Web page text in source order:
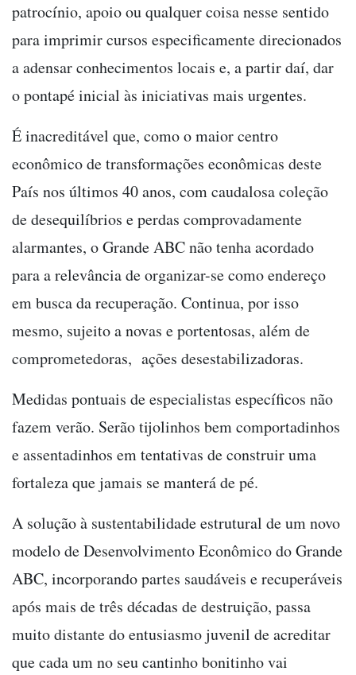
patrocínio, apoio ou qualquer coisa nesse sentido
para imprimir cursos especificamente direcionados
a adensar conhecimentos locais e, a partir daí, dar
o pontapé inicial às iniciativas mais urgentes.
É inacreditável que, como o maior centro
econômico de transformações econômicas deste
País nos últimos 40 anos, com caudalosa coleção
de desequilíbrios e perdas comprovadamente
alarmantes, o Grande ABC não tenha acordado
para a relevância de organizar-se como endereço
em busca da recuperação. Continua, por isso
mesmo, sujeito a novas e portentosas, além de
comprometedoras, ações desestabilizadoras.
Medidas pontuais de especialistas específicos não
fazem verão. Serão tijolinhos bem comportadinhos
e assentadinhos em tentativas de construir uma
fortaleza que jamais se manterá de pé.
A solução à sustentabilidade estrutural de um novo
modelo de Desenvolvimento Econômico do Grande
ABC, incorporando partes saudáveis e recuperáveis
após mais de três décadas de destruição, passa
muito distante do entusiasmo juvenil de acreditar
que cada um no seu cantinho bonitinho vai